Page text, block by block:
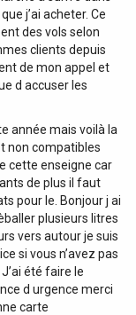
j’ai acheter. Ce
des vols selon
clients depuis
de mon appel et
d accuser les
année mais voilà la
non compatibles
cette enseigne car
de plus il faut
pour le. Bonjour j ai
plusieurs litres
vers autour je suis
si vous n’avez pas
été faire le
d urgence merci
carte